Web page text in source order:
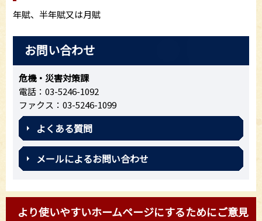
年賦、半年賦又は月賦
お問い合わせ
危機・災害対策課
電話：03-5246-1092
ファクス：03-5246-1099
よくある質問
メールによるお問い合わせ
より使いやすいホームページにするためにご意見